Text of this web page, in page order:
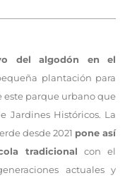
del algodón en el
plantación para
este parque urbano que
Jardines Históricos. La
desde 2021 pone así
tradicional con el
actuales y